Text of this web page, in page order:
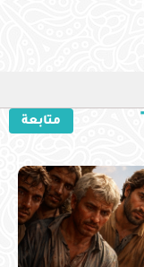
متابعة